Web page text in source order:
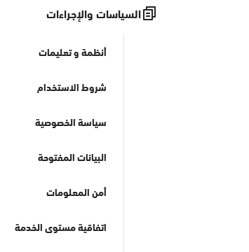
السياسات والإجراءات
أنظمة و تعليمات
شروط الاستخدام
سياسة الخصوصية
البيانات المفتوحة
أمن المعلومات
اتفاقية مستوى الخدمة